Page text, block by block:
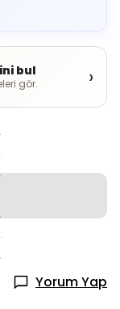
bul
gör. ›
Yorum Yap